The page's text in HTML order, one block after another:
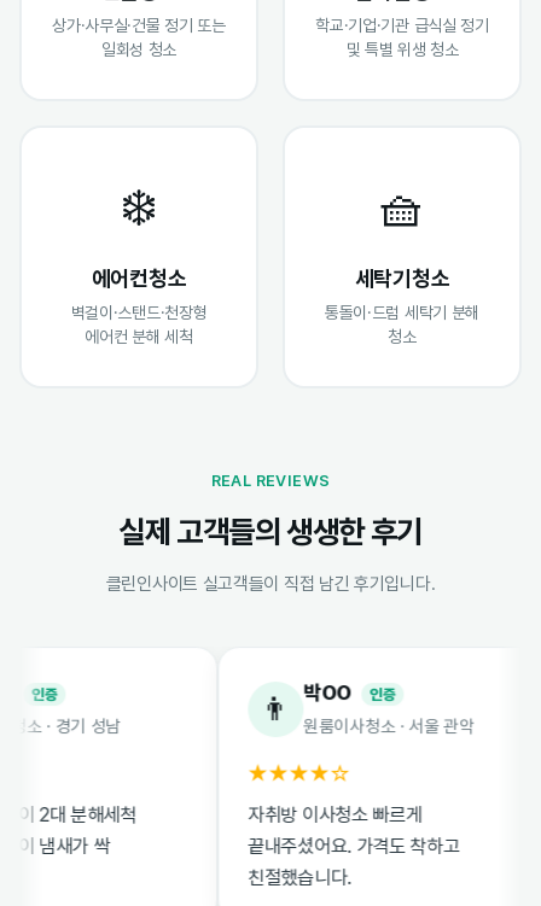
상가·사무실·건물 정기 또는
일회성 청소
학교·기업·기관 급식실 정기
및 특별 위생 청소
❄️
에어컨청소
벽걸이·스탠드·천장형
에어컨 분해 세척
🧺
세탁기청소
통돌이·드럼 세탁기 분해
청소
REAL REVIEWS
실제 고객들의 생생한 후기
클린인사이트 실고객들이 직접 남긴 후기입니다.
· 경기 성남
대 분해세척
새가 싹
👨 박OO 인증
원룸이사청소 · 서울 관악
★★★★☆
자취방 이사청소 빠르게
끝내주셨어요. 가격도 착하고
친절했습니다.